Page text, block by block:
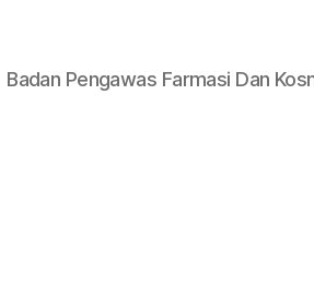
Badan Pengawas Farmasi Dan